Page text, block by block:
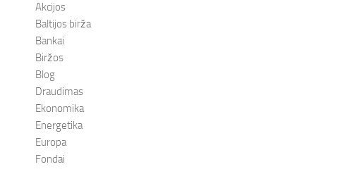
Akcijos
Baltijos birža
Bankai
Biržos
Blog
Draudimas
Ekonomika
Energetika
Europa
Fondai